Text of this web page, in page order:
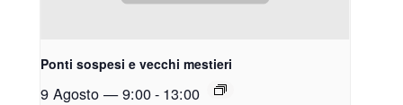
Ponti sospesi e vecchi mestieri
9 Agosto — 9:00- 13:00